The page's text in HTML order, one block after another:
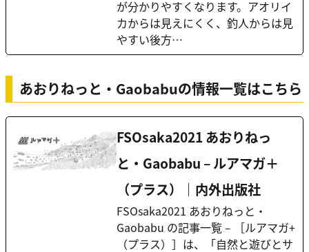
が分かりやすくなります。アオリイ
カからは見えにくく、釣人からは見
やすい後方…
あおりねっと・Gaobabuの情報一覧はこちら
FSOsaka2021 あおりねっ
と・Gaobabu – ルアマガ＋
（プラス）｜内外出版社
FSOsaka2021 あおりねっと・
Gaobabu の記事一覧 – ［ルアマガ+
（プラス）］は、「自然と遊びとサ